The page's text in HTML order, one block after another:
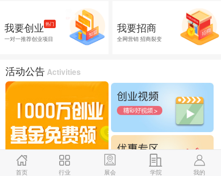
首页 行业 展会 学院 我的
2026融资服务行业调研出炉：聚焦合规治理 筑牢企业融资安全防线
2026-08-06
2026融资服务行业调研：破解供需错位难题 提升企业融资落地效能
2026-08-06 26018
我要创业 热门
一对一推荐创业项目
我要招商
全网营销 招商裂变
活动公告 Activities